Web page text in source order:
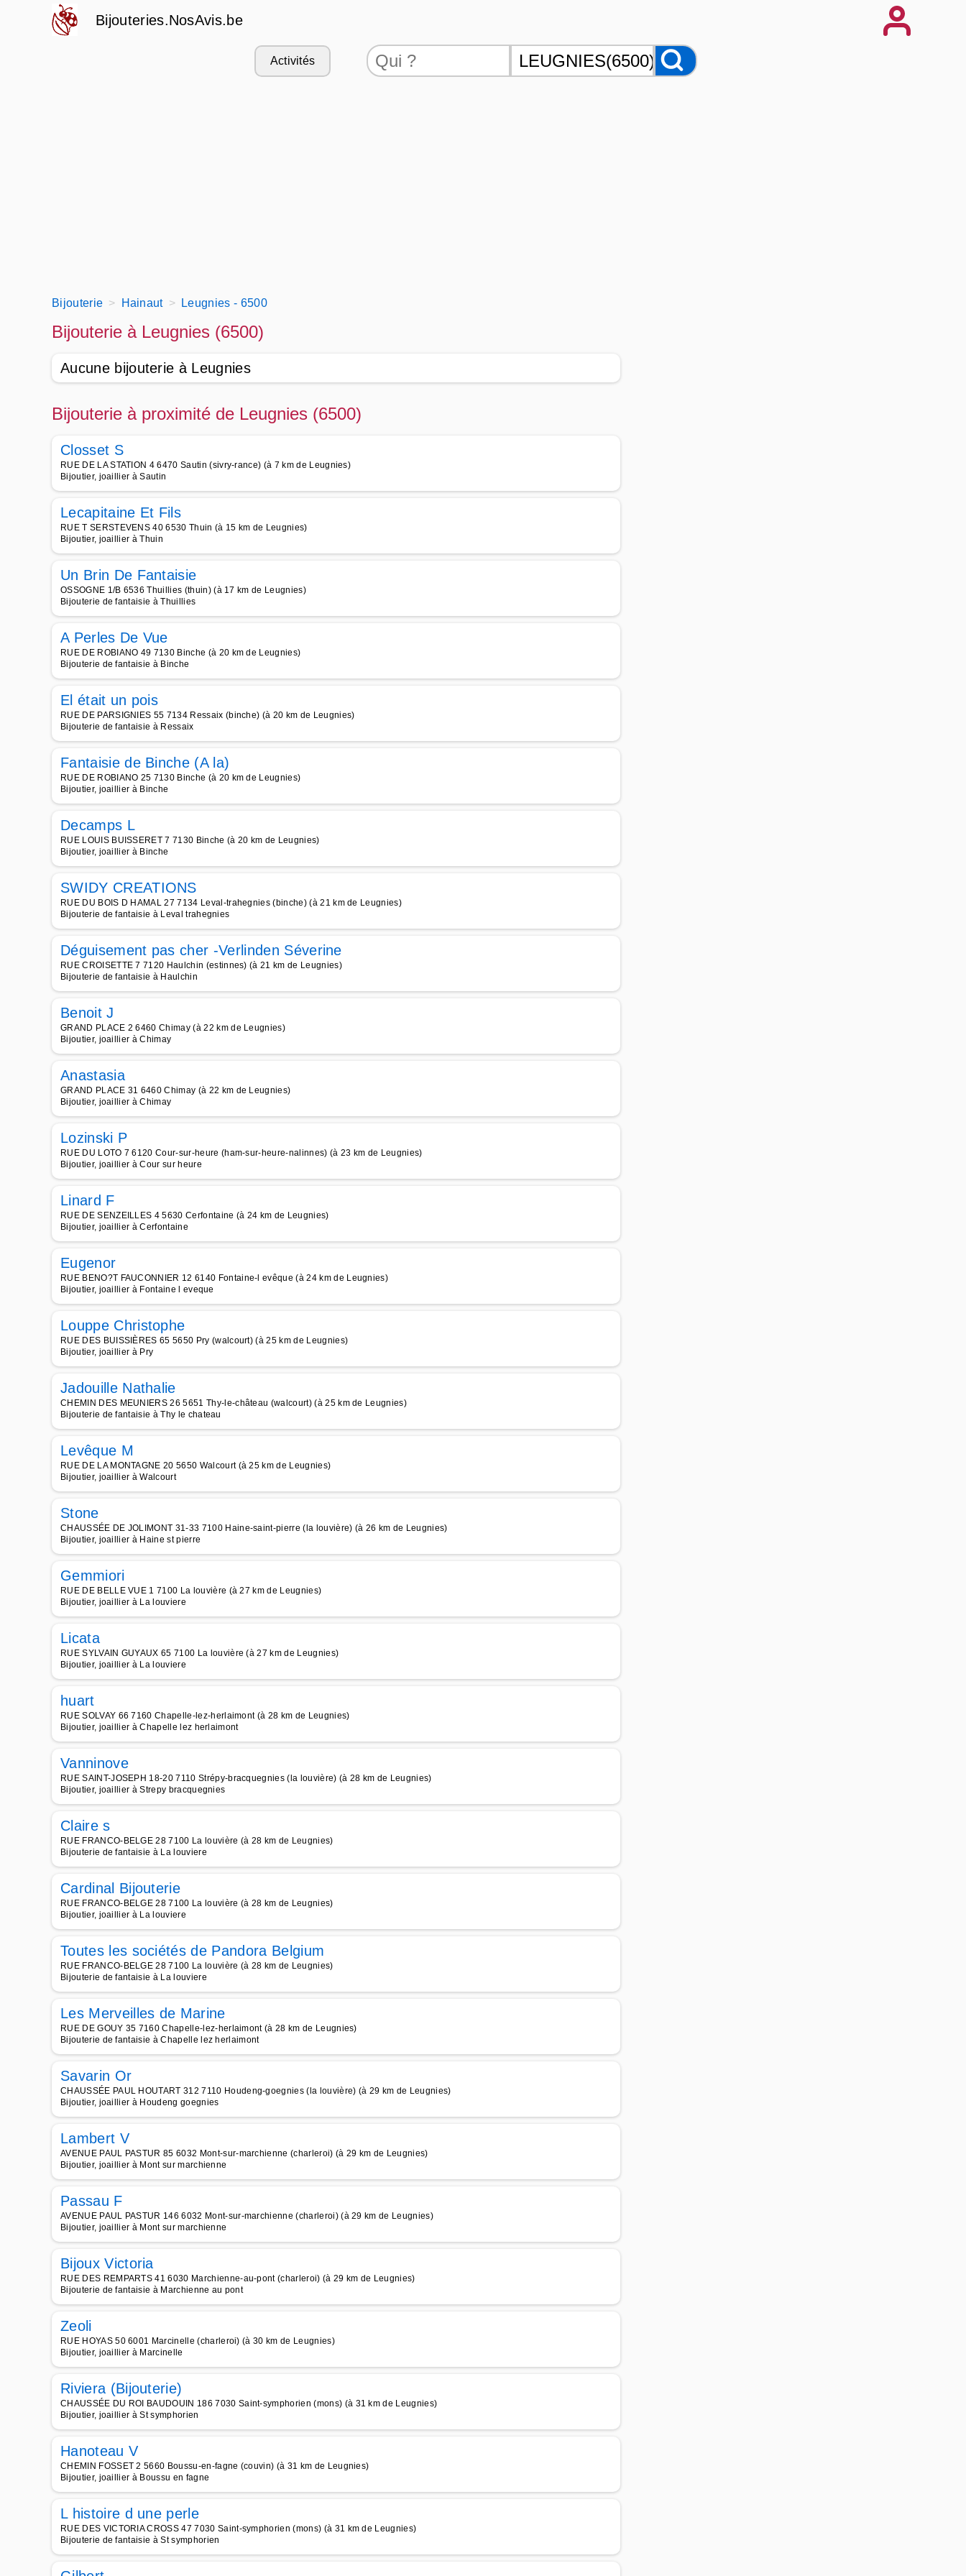
Bijouteries.NosAvis.be
Activités
Bijouterie Hainaut Leugnies - 6500
Bijouterie à Leugnies (6500)
Aucune bijouterie à Leugnies
Bijouterie à proximité de Leugnies (6500)
Closset S
RUE DE LA STATION 4 6470 Sautin (sivry-rance) (à 7 km de Leugnies)
Bijoutier, joaillier à Sautin
Lecapitaine Et Fils
RUE T SERSTEVENS 40 6530 Thuin (à 15 km de Leugnies)
Bijoutier, joaillier à Thuin
Un Brin De Fantaisie
OSSOGNE 1/B 6536 Thuillies (thuin) (à 17 km de Leugnies)
Bijouterie de fantaisie à Thuillies
A Perles De Vue
RUE DE ROBIANO 49 7130 Binche (à 20 km de Leugnies)
Bijouterie de fantaisie à Binche
El était un pois
RUE DE PARSIGNIES 55 7134 Ressaix (binche) (à 20 km de Leugnies)
Bijouterie de fantaisie à Ressaix
Fantaisie de Binche (A la)
RUE DE ROBIANO 25 7130 Binche (à 20 km de Leugnies)
Bijoutier, joaillier à Binche
Decamps L
RUE LOUIS BUISSERET 7 7130 Binche (à 20 km de Leugnies)
Bijoutier, joaillier à Binche
SWIDY CREATIONS
RUE DU BOIS D HAMAL 27 7134 Leval-trahegnies (binche) (à 21 km de Leugnies)
Bijouterie de fantaisie à Leval trahegnies
Déguisement pas cher -Verlinden Séverine
RUE CROISETTE 7 7120 Haulchin (estinnes) (à 21 km de Leugnies)
Bijouterie de fantaisie à Haulchin
Benoit J
GRAND PLACE 2 6460 Chimay (à 22 km de Leugnies)
Bijoutier, joaillier à Chimay
Anastasia
GRAND PLACE 31 6460 Chimay (à 22 km de Leugnies)
Bijoutier, joaillier à Chimay
Lozinski P
RUE DU LOTO 7 6120 Cour-sur-heure (ham-sur-heure-nalinnes) (à 23 km de Leugnies)
Bijoutier, joaillier à Cour sur heure
Linard F
RUE DE SENZEILLES 4 5630 Cerfontaine (à 24 km de Leugnies)
Bijoutier, joaillier à Cerfontaine
Eugenor
RUE BENO?T FAUCONNIER 12 6140 Fontaine-l evêque (à 24 km de Leugnies)
Bijoutier, joaillier à Fontaine l eveque
Louppe Christophe
RUE DES BUISSIÈRES 65 5650 Pry (walcourt) (à 25 km de Leugnies)
Bijoutier, joaillier à Pry
Jadouille Nathalie
CHEMIN DES MEUNIERS 26 5651 Thy-le-château (walcourt) (à 25 km de Leugnies)
Bijouterie de fantaisie à Thy le chateau
Levêque M
RUE DE LA MONTAGNE 20 5650 Walcourt (à 25 km de Leugnies)
Bijoutier, joaillier à Walcourt
Stone
CHAUSSÉE DE JOLIMONT 31-33 7100 Haine-saint-pierre (la louvière) (à 26 km de Leugnies)
Bijoutier, joaillier à Haine st pierre
Gemmiori
RUE DE BELLE VUE 1 7100 La louvière (à 27 km de Leugnies)
Bijoutier, joaillier à La louviere
Licata
RUE SYLVAIN GUYAUX 65 7100 La louvière (à 27 km de Leugnies)
Bijoutier, joaillier à La louviere
huart
RUE SOLVAY 66 7160 Chapelle-lez-herlaimont (à 28 km de Leugnies)
Bijoutier, joaillier à Chapelle lez herlaimont
Vanninove
RUE SAINT-JOSEPH 18-20 7110 Strépy-bracquegnies (la louvière) (à 28 km de Leugnies)
Bijoutier, joaillier à Strepy bracquegnies
Claire s
RUE FRANCO-BELGE 28 7100 La louvière (à 28 km de Leugnies)
Bijouterie de fantaisie à La louviere
Cardinal Bijouterie
RUE FRANCO-BELGE 28 7100 La louvière (à 28 km de Leugnies)
Bijoutier, joaillier à La louviere
Toutes les sociétés de Pandora Belgium
RUE FRANCO-BELGE 28 7100 La louvière (à 28 km de Leugnies)
Bijouterie de fantaisie à La louviere
Les Merveilles de Marine
RUE DE GOUY 35 7160 Chapelle-lez-herlaimont (à 28 km de Leugnies)
Bijouterie de fantaisie à Chapelle lez herlaimont
Savarin Or
CHAUSSÉE PAUL HOUTART 312 7110 Houdeng-goegnies (la louvière) (à 29 km de Leugnies)
Bijoutier, joaillier à Houdeng goegnies
Lambert V
AVENUE PAUL PASTUR 85 6032 Mont-sur-marchienne (charleroi) (à 29 km de Leugnies)
Bijoutier, joaillier à Mont sur marchienne
Passau F
AVENUE PAUL PASTUR 146 6032 Mont-sur-marchienne (charleroi) (à 29 km de Leugnies)
Bijoutier, joaillier à Mont sur marchienne
Bijoux Victoria
RUE DES REMPARTS 41 6030 Marchienne-au-pont (charleroi) (à 29 km de Leugnies)
Bijouterie de fantaisie à Marchienne au pont
Zeoli
RUE HOYAS 50 6001 Marcinelle (charleroi) (à 30 km de Leugnies)
Bijoutier, joaillier à Marcinelle
Riviera (Bijouterie)
CHAUSSÉE DU ROI BAUDOUIN 186 7030 Saint-symphorien (mons) (à 31 km de Leugnies)
Bijoutier, joaillier à St symphorien
Hanoteau V
CHEMIN FOSSET 2 5660 Boussu-en-fagne (couvin) (à 31 km de Leugnies)
Bijoutier, joaillier à Boussu en fagne
L histoire d une perle
RUE DES VICTORIA CROSS 47 7030 Saint-symphorien (mons) (à 31 km de Leugnies)
Bijouterie de fantaisie à St symphorien